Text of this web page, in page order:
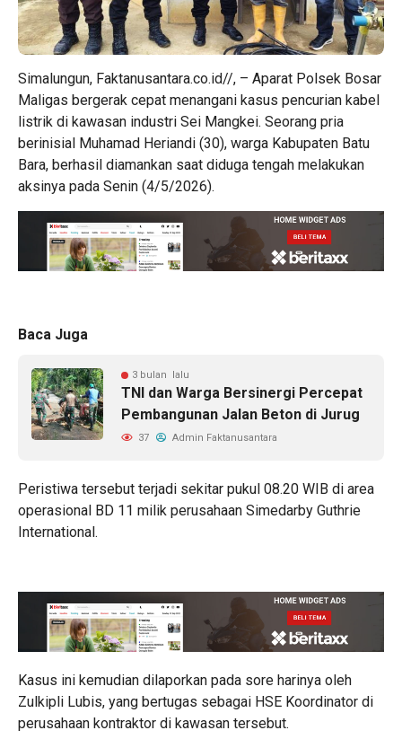
Simalungun, Faktanusantara.co.id//, – Aparat Polsek Bosar
Maligas bergerak cepat menangani kasus pencurian kabel
listrik di kawasan industri Sei Mangkei. Seorang pria
berinisial Muhamad Heriandi (30), warga Kabupaten Batu
Bara, berhasil diamankan saat diduga tengah melakukan
aksinya pada Senin (4/5/2026).
Baca Juga
3 bulan lalu
TNI dan Warga Bersinergi Percepat
Pembangunan Jalan Beton di Jurug
37 Admin Faktanusantara
Peristiwa tersebut terjadi sekitar pukul 08.20 WIB di area
operasional BD 11 milik perusahaan Simedarby Guthrie
International.
Kasus ini kemudian dilaporkan pada sore harinya oleh
Zulkipli Lubis, yang bertugas sebagai HSE Koordinator di
perusahaan kontraktor di kawasan tersebut.